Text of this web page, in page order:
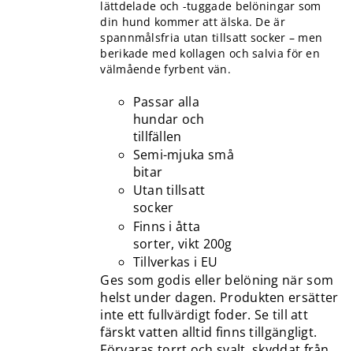
lättdelade och -tuggade belöningar som
din hund kommer att älska. De är
spannmålsfria utan tillsatt socker – men
berikade med kollagen och salvia för en
välmående fyrbent vän.
Passar alla
hundar och
tillfällen
Semi-mjuka små
bitar
Utan tillsatt
socker
Finns i åtta
sorter, vikt 200g
Tillverkas i EU
Ges som godis eller belöning när som
helst under dagen. Produkten ersätter
inte ett fullvärdigt foder. Se till att
färskt vatten alltid finns tillgängligt.